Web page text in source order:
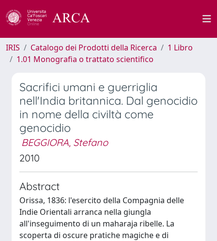
IRIS Catalogo dei Prodotti della Ricerca
1 Libro
1.01 Monografia o trattato scientifico
Sacrifici umani e guerriglia
nell'India britannica. Dal genocidio
in nome della civiltà come
genocidio
BEGGIORA, Stefano
2010
Abstract
Orissa, 1836: l'esercito della Compagnia delle
Indie Orientali arranca nella giungla
all'inseguimento di un maharaja ribelle. La
scoperta di oscure pratiche magiche e di